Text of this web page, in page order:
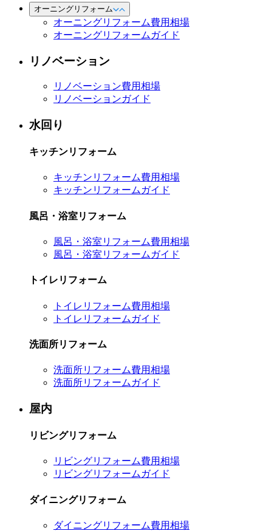
オーニングリフォーム
オーニングリフォーム費用相場
オーニングリフォームガイド
リノベーション
リノベーション費用相場
リノベーションガイド
水回り
キッチンリフォーム
キッチンリフォーム費用相場
キッチンリフォームガイド
風呂・浴室リフォーム
風呂・浴室リフォーム費用相場
風呂・浴室リフォームガイド
トイレリフォーム
トイレリフォーム費用相場
トイレリフォームガイド
洗面所リフォーム
洗面所リフォーム費用相場
洗面所リフォームガイド
屋内
リビングリフォーム
リビングリフォーム費用相場
リビングリフォームガイド
ダイニングリフォーム
ダイニングリフォーム費用相場